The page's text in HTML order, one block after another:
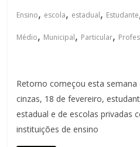
Ensino, escola, estadual, Estudante
Médio, Municipal, Particular,
Retorno começou esta
cinzas, 18 de fevereiro,
estadual e de escolas privadas
instituições de ensino